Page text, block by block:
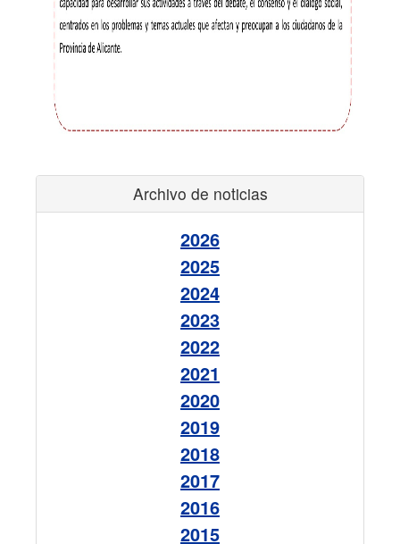
Archivo de noticias
2026
2025
2024
2023
2022
2021
2020
2019
2018
2017
2016
2015